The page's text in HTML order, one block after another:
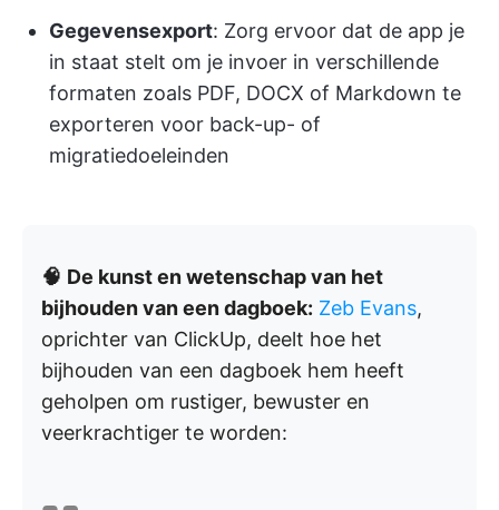
Gegevensexport: Zorg ervoor dat de app je
in staat stelt om je invoer in verschillende
formaten zoals PDF, DOCX of Markdown te
exporteren voor back-up- of
migratiedoeleinden
🧠 De kunst en wetenschap van het
bijhouden van een dagboek: Zeb Evans,
oprichter van ClickUp, deelt hoe het
bijhouden van een dagboek hem heeft
geholpen om rustiger, bewuster en
veerkrachtiger te worden: